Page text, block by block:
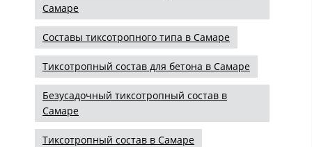
Самаре
Составы тиксотропного типа в Самаре
Тиксотропный состав для бетона в Самаре
Безусадочный тиксотропный состав в
Самаре
Тиксотропный состав в Самаре